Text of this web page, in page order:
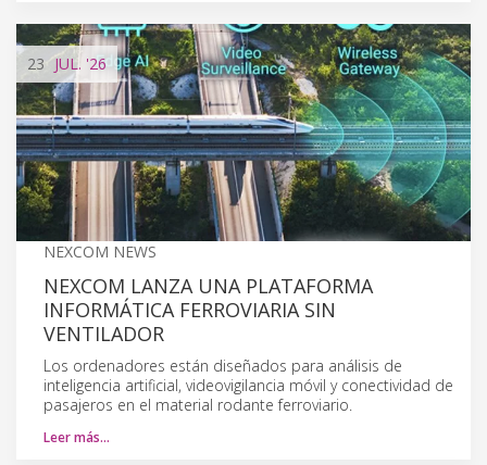
23 JUL. '26
NEXCOM NEWS
NEXCOM LANZA UNA PLATAFORMA
INFORMÁTICA FERROVIARIA SIN
VENTILADOR
Los ordenadores están diseñados para análisis de
inteligencia artificial, videovigilancia móvil y conectividad de
pasajeros en el material rodante ferroviario.
Leer más…